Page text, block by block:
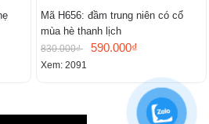
Mã H656: đầm trung niên có cổ
mùa hè thanh lịch
830.000₫ 590.000₫
Xem: 2091